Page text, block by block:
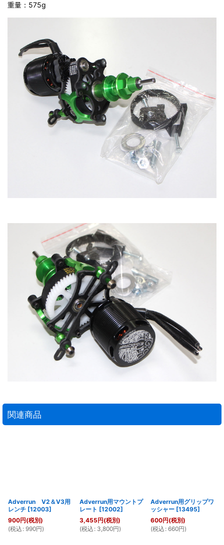
重量：575g
関連商品
Adverrun V2＆V3用
レンチ [12003]
900円(税別)
(税込 : 990円)
Adverrun用マウントプ
レート [12002]
3,455円(税別)
(税込 : 3,800円)
Adverrun用グリップワ
ッシャー [13495]
600円(税別)
(税込 : 660円)